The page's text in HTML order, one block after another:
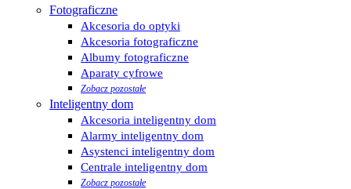
Fotograficzne
Akcesoria do optyki
Akcesoria fotograficzne
Albumy fotograficzne
Aparaty cyfrowe
Zobacz pozostałe
Inteligentny dom
Akcesoria inteligentny dom
Alarmy inteligentny dom
Asystenci inteligentny dom
Centrale inteligentny dom
Zobacz pozostałe